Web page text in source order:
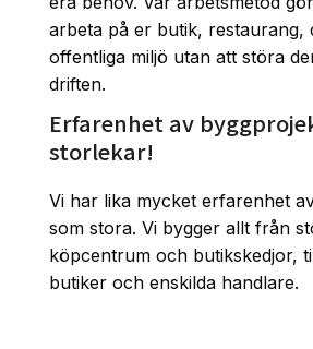
arbeta på er butik, restaurang,
offentliga miljö utan att störa
driften.
Erfarenhet av
storlekar!
Vi har lika mycket erfarenhet
som stora. Vi bygger allt från
köpcentrum och butikskedjor,
butiker och enskilda handlare.